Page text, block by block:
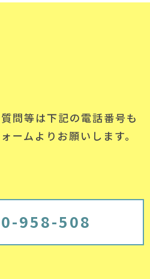
問等は下記の電話番号も
ームよりお願いします。
958-508